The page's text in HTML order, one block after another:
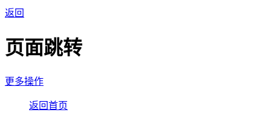
返回
页面跳转
更多操作
返回首页